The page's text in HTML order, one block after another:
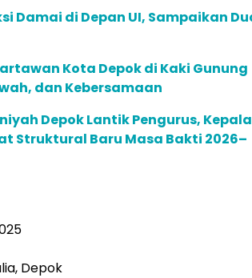
Damai di Depan UI, Sampaikan
Kota Depok di Kaki Gunung
dan Kebersamaan
Depok Lantik Pengurus, Kepala
Struktural Baru Masa Bakti 2026–
Depok